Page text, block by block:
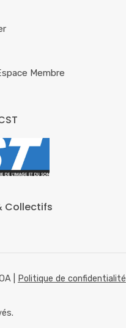
Membre
Collectifs
| Politique de confidentialité